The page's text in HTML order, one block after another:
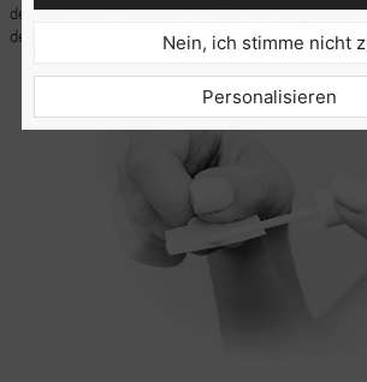
der Haut haftet. Kämmen Sie dann die Wimpern auf
denselben Kleber dabei verwenden.Nein, ich stimme nicht
Personalisieren